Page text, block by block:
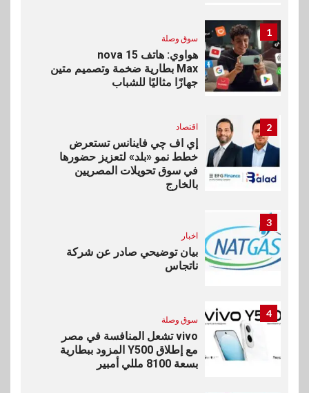
1
سوق وصلة
هواوي: هاتف nova 15
Max بطارية ضخمة وتصميم متين
جهازًا مثاليًا للشباب
2 اقتصاد
إي اف چي فاينانس تستعرض
خطط نمو «بلد» لتعزيز حضورها
في سوق تحويلات المصريين
بالخارج
3
اخبار
بيان توضيحي صادر عن شركة
ناتجاس
4
سوق وصلة
vivo تشعل المنافسة في مصر
مع إطلاق Y500 المزود ببطارية
بسعة 8100 مللي أمبير